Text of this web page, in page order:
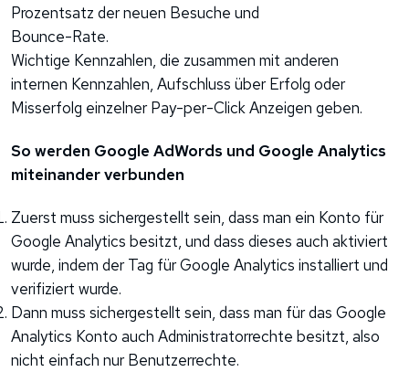
Prozentsatz der neuen Besuche und
Bounce-Rate.
Wichtige Kennzahlen, die zusammen mit anderen
internen Kennzahlen, Aufschluss über Erfolg oder
Misserfolg einzelner Pay-per-Click Anzeigen geben.
So werden Google AdWords und Google Analytics
miteinander verbunden
Zuerst muss sichergestellt sein, dass man ein Konto für
Google Analytics besitzt, und dass dieses auch aktiviert
wurde, indem der Tag für Google Analytics installiert und
verifiziert wurde.
Dann muss sichergestellt sein, dass man für das Google
Analytics Konto auch Administratorrechte besitzt, also
nicht einfach nur Benutzerrechte.